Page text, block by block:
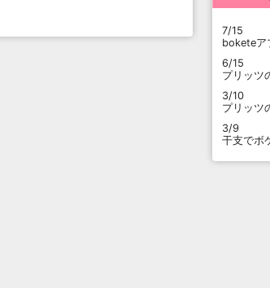
7/15
boketeア
6/15
プリッツ
3/10
プリッツ
3/9
干支でボ